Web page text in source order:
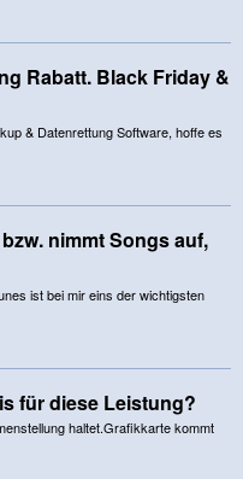
Rabatt. Black Friday &
& Datenrettung Software, hoffe es
nimmt Songs auf,
ist bei mir eins der wichtigsten
für diese Leistung?
haltet.Grafikkarte kommt